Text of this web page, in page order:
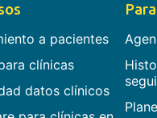
a pacientes
clínicas
datos clínicos